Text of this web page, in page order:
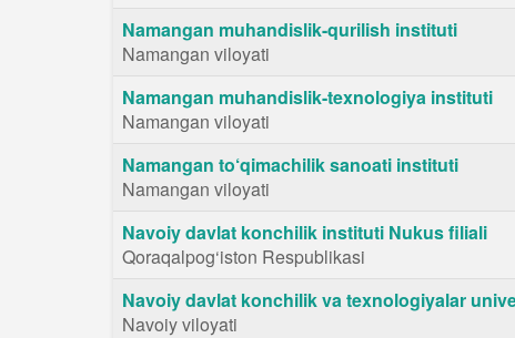
Namangan muhandislik-qurilish instituti
Namangan viloyati
Namangan muhandislik-texnologiya instituti
Namangan viloyati
Namangan to‘qimachilik sanoati instituti
Namangan viloyati
Navoiy davlat konchilik instituti Nukus filiali
Qoraqalpog‘iston Respublikasi
Navoiy davlat konchilik va texnologiyalar
Navoiy viloyati